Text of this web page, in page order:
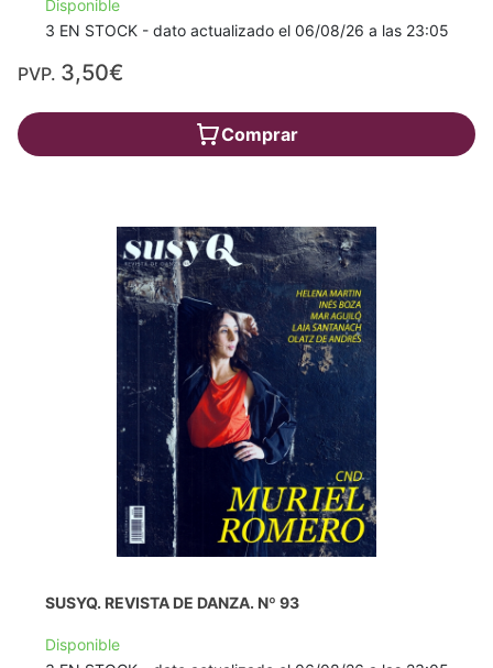
Disponible
3 EN STOCK - dato actualizado el 06/08/26 a las 23:05
PVP. 3,50€
Comprar
SUSYQ. REVISTA DE DANZA. Nº 93
Disponible